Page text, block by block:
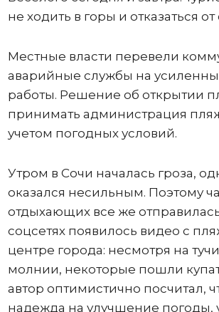
не ходить в горы и отказаться
Местные власти перевели
аварийные службы на
работы. Решение об открытии
принимать администрация
учетом погодных условий.
Утром в Сочи началась гроза,
оказался несильным. Поэтому
отдыхающих все же
соцсетях появилось видео с
центре города: несмотря на
молнии, некоторые пошли
автор оптимистично посчитал,
надежда на улучшение погоды,